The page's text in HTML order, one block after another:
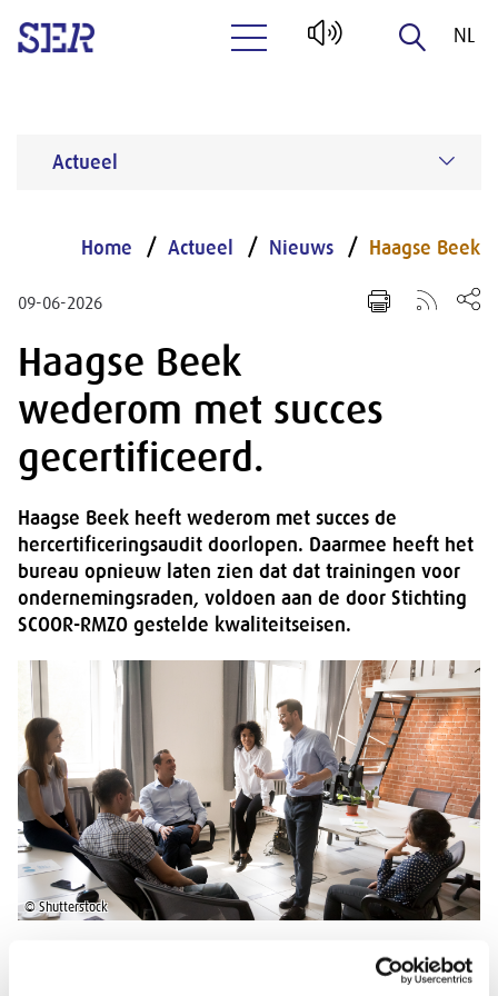
NL
Actueel
Home Actueel Nieuws Haagse Beek
09-06-2026
Haagse Beek
wederom met succes
gecertificeerd.
Haagse Beek heeft wederom met succes de
hercertificeringsaudit doorlopen. Daarmee heeft het
bureau opnieuw laten zien dat dat trainingen voor
ondernemingsraden, voldoen aan de door Stichting
SCOOR-RMZO gestelde kwaliteitseisen.
© Shutterstock
Dit betekent dat Haagse Beek de komende drie jaar